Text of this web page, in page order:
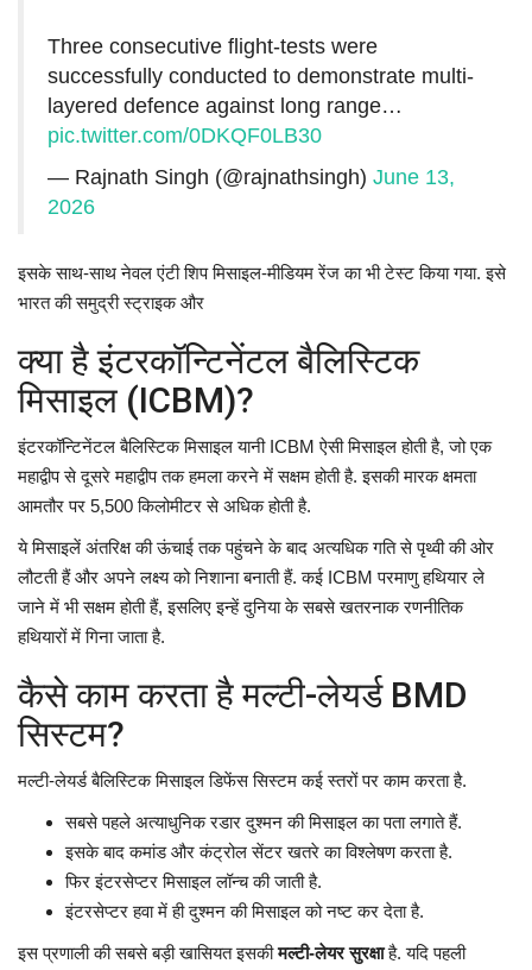
Three consecutive flight-tests were
successfully conducted to demonstrate multi-
layered defence against long range…
pic.twitter.com/0DKQF0LB30
— Rajnath Singh (@rajnathsingh) June 13,
2026
इसके साथ-साथ नेवल एंटी शिप मिसाइल-मीडियम रेंज का भी टेस्ट किया गया. इसे
भारत की समुद्री स्ट्राइक और
क्या है इंटरकॉन्टिनेंटल बैलिस्टिक
मिसाइल (ICBM)?
इंटरकॉन्टिनेंटल बैलिस्टिक मिसाइल यानी ICBM ऐसी मिसाइल होती है, जो एक
महाद्वीप से दूसरे महाद्वीप तक हमला करने में सक्षम होती है. इसकी मारक क्षमता
आमतौर पर 5,500 किलोमीटर से अधिक होती है.
ये मिसाइलें अंतरिक्ष की ऊंचाई तक पहुंचने के बाद अत्यधिक गति से पृथ्वी की ओर
लौटती हैं और अपने लक्ष्य को निशाना बनाती हैं. कई ICBM परमाणु हथियार ले
जाने में भी सक्षम होती हैं, इसलिए इन्हें दुनिया के सबसे खतरनाक रणनीतिक
हथियारों में गिना जाता है.
कैसे काम करता है मल्टी-लेयर्ड BMD
सिस्टम?
मल्टी-लेयर्ड बैलिस्टिक मिसाइल डिफेंस सिस्टम कई स्तरों पर काम करता है.
सबसे पहले अत्याधुनिक रडार दुश्मन की मिसाइल का पता लगाते हैं.
इसके बाद कमांड और कंट्रोल सेंटर खतरे का विश्लेषण करता है.
फिर इंटरसेप्टर मिसाइल लॉन्च की जाती है.
इंटरसेप्टर हवा में ही दुश्मन की मिसाइल को नष्ट कर देता है.
इस प्रणाली की सबसे बड़ी खासियत इसकीमल्टी-लेयर सुरक्षाहै. यदि पहली